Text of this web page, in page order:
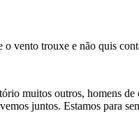
vento trouxe e não quis
muitos outros, homens
juntos. Estamos para